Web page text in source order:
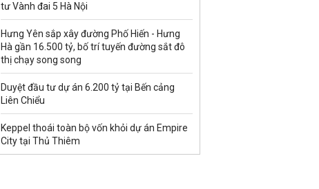
tư Vành đai 5 Hà Nội
Hưng Yên sắp xây đường Phố Hiến - Hưng
Hà gần 16.500 tỷ, bố trí tuyến đường sắt đô
thị chạy song song
Duyệt đầu tư dự án 6.200 tỷ tại Bến cảng
Liên Chiểu
Keppel thoái toàn bộ vốn khỏi dự án Empire
City tại Thủ Thiêm